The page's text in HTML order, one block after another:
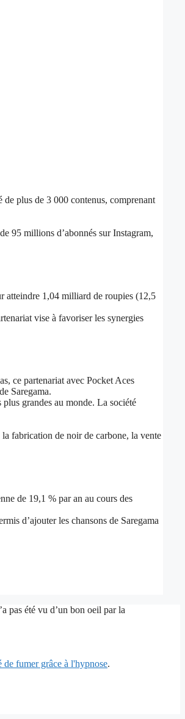
de plus de 3 000 contenus, comprenant
95 millions d’abonnés sur Instagram,
atteindre 1,04 milliard de roupies (12,5
vise à favoriser les synergies
ce partenariat avec Pocket Aces
Saregama.
grandes au monde. La société
fabrication de noir de carbone, la vente
de 19,1 % par an au cours des
d’ajouter les chansons de Saregama
pas été vu d’un bon oeil par la
de fumer grâce à l'hypnose.